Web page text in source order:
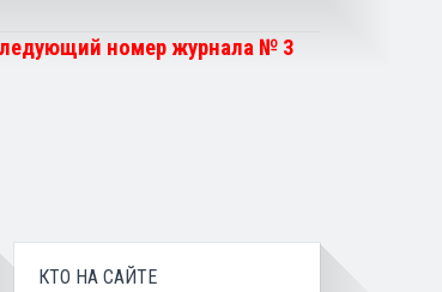
номер журнала № 3
КТО НА САЙТЕ